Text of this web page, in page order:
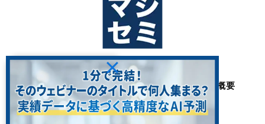
私たちの思い
サービス・費用
ブログ 採用
会社概要
FAQ
プライバシーポリシー